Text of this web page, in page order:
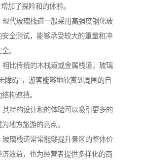
加了探险和的体验。
代玻璃栈道一般采用高强度钢化玻
全测试，能够承受较大的重量和冲
。
比传统的木栈道或金属栈道，玻璃
障碍”，游客能够地欣赏到周围的自
构遮挡。
特的设计和的体验可以吸引更多的
地方旅游的亮点。
璃栈道常常能够提升景区的整体价
效益，也为经营者提供多样化的商